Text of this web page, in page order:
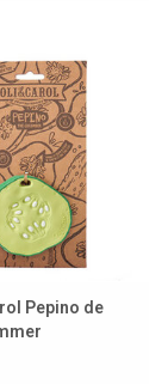
Pepino de